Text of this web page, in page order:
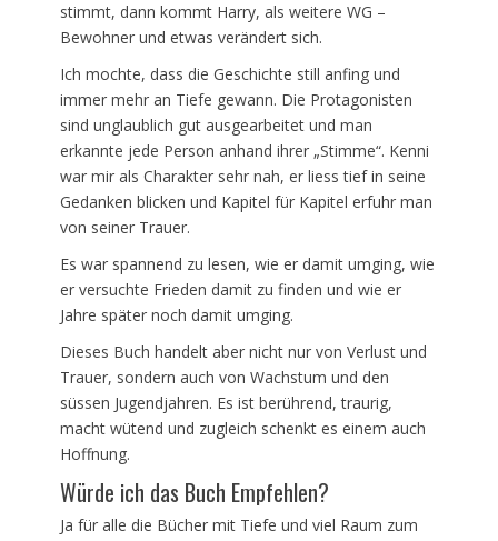
stimmt, dann kommt Harry, als weitere WG –
Bewohner und etwas verändert sich.
Ich mochte, dass die Geschichte still anfing und
immer mehr an Tiefe gewann. Die Protagonisten
sind unglaublich gut ausgearbeitet und man
erkannte jede Person anhand ihrer „Stimme“. Kenni
war mir als Charakter sehr nah, er liess tief in seine
Gedanken blicken und Kapitel für Kapitel erfuhr man
von seiner Trauer.
Es war spannend zu lesen, wie er damit umging, wie
er versuchte Frieden damit zu finden und wie er
Jahre später noch damit umging.
Dieses Buch handelt aber nicht nur von Verlust und
Trauer, sondern auch von Wachstum und den
süssen Jugendjahren. Es ist berührend, traurig,
macht wütend und zugleich schenkt es einem auch
Hoffnung.
Würde ich das Buch Empfehlen?
Ja für alle die Bücher mit Tiefe und viel Raum zum